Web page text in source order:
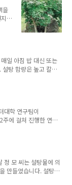
을
는
고
트
안
.
일 아침 밥 대신 또는
탕 함량은 높고 칼로
. 특히 설탕 함량이 높
다. (중략) 그러나 전문
자칫 반복된 섭취로
해칠 수 있다고 우려
? 하는 마음으로 클릭
을 챙겨..
대학 연구팀이
에 걸쳐 진행한 연구
는 여성들이 당분이
우유와 관련된 보도들
모기불통신 모기불통
유를 먹으면 당분이 든
있을 겁니다. 그러니
모 씨는 설탕물에 의
만들었습니다. 설탕에
해하면서 진짜 벌꿀